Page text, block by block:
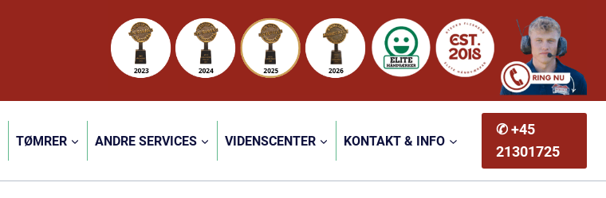
TØMRER ANDRE SERVICES VIDENSCENTER KONTAKT & INFO
✆ +45
21301725